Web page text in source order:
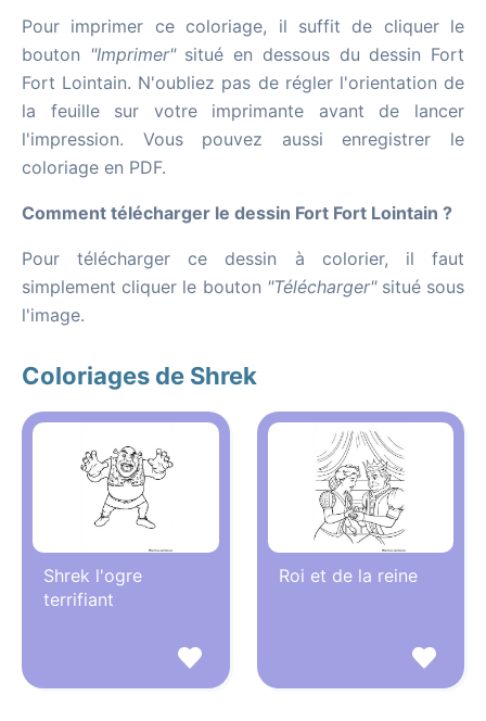
Pour imprimer ce coloriage, il suffit de cliquer le
bouton "Imprimer"situé en dessous du dessin Fort
Fort Lointain. N'oubliez pas de régler l'orientation de
la feuille sur votre imprimante avant de lancer
l'impression. Vous pouvez aussi enregistrer le
coloriage en PDF.
Comment télécharger le dessin Fort Fort Lointain ?
Pour télécharger ce dessin à colorier, il faut
simplement cliquer le bouton "Télécharger"situé sous
l'image.
Coloriages de Shrek
Shrek l'ogre
terrifiant
Roi et de la reine